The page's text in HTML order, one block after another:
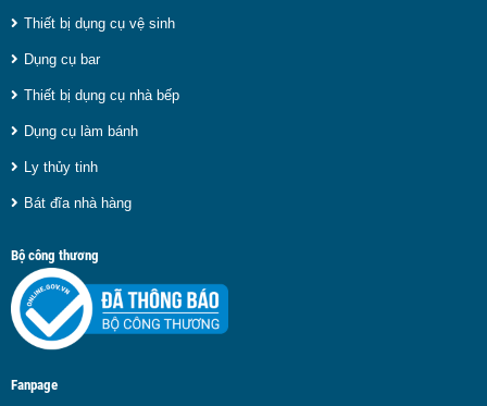
Thiết bị dụng cụ vệ sinh
Dụng cụ bar
Thiết bị dụng cụ nhà bếp
Dụng cụ làm bánh
Ly thủy tinh
Bát đĩa nhà hàng
Bộ công thương
Fanpage